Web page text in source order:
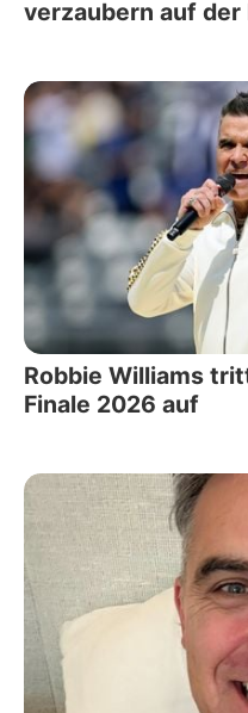
verzaubern auf der
Robbie Williams
Finale 2026 auf